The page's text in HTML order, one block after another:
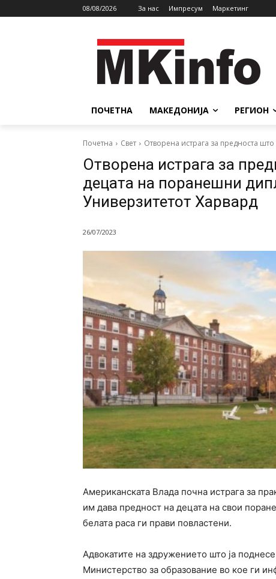
08/08/2026 За нас Импресум Маркетинг
ПОЧЕТНА МАКЕДОНИЈА РЕГИОН
Почетна Свет Отворена истрага за предноста
Отворена истрага за
децата на поранешни
Универзитетот Харвард
26/07/2023
Американската Влада почна истрага за
им дава предност на децата на свои
белата раса ги прави повластени.
Адвокатите на здружението што ја
Министерство за образование во кое ги